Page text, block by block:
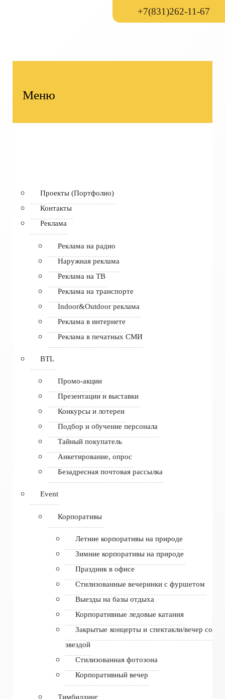
+7(831)262-11-67
Меню
Проекты (Портфолио)
Контакты
Реклама
Реклама на радио
Наружная реклама
Реклама на ТВ
Реклама на транспорте
Indoor&Outdoor реклама
Реклама в интернете
Реклама в печатных СМИ
BTL
Промо-акции
Презентации и выставки
Конкурсы и лотереи
Подбор и обучение персонала
Тайный покупатель
Анкетирование, опрос
Безадресная почтовая рассылка
Event
Корпоративы
Летние корпоративы на природе
Зимние корпоративы на природе
Праздник в офисе
Стилизованные вечеринки с фуршетом
Выезды на базы отдыха
Корпоративные ледовые катания
Закрытые концерты и спектакли/вечер со
звездой
Стилизованная фотозона
Корпоративный вечер
Тимбилдинг